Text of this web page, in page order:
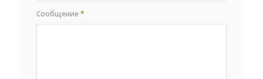
Сообщение*